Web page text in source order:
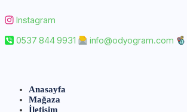
Instagram
0537 844 9931
info@odyogram.com
Anasayfa
Mağaza
İletişim